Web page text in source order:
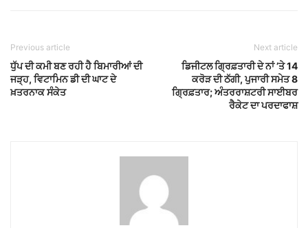
Previous article
ਧੁੱਪ ਦੀ ਕਮੀ ਬਣ ਰਹੀ ਹੈ ਬਿਮਾਰੀਆਂ ਦੀ
ਜੜ੍ਹ, ਵਿਟਾਮਿਨ ਡੀ ਦੀ ਘਾਟ ਦੇ
ਖ਼ਤਰਨਾਕ ਸੰਕੇਤ
Next article
ਡਿਜੀਟਲ ਗ੍ਰਿਫ਼ਤਾਰੀ ਦੇ ਨਾਂ ’ਤੇ 14
ਕਰੋੜ ਦੀ ਠੱਗੀ, ਪੁਜਾਰੀ ਸਮੇਤ 8
ਗ੍ਰਿਫ਼ਤਾਰ; ਅੰਤਰਰਾਸ਼ਟਰੀ ਸਾਈਬਰ
ਰੈਕੇਟ ਦਾ ਪਰਦਾਫਾਸ਼